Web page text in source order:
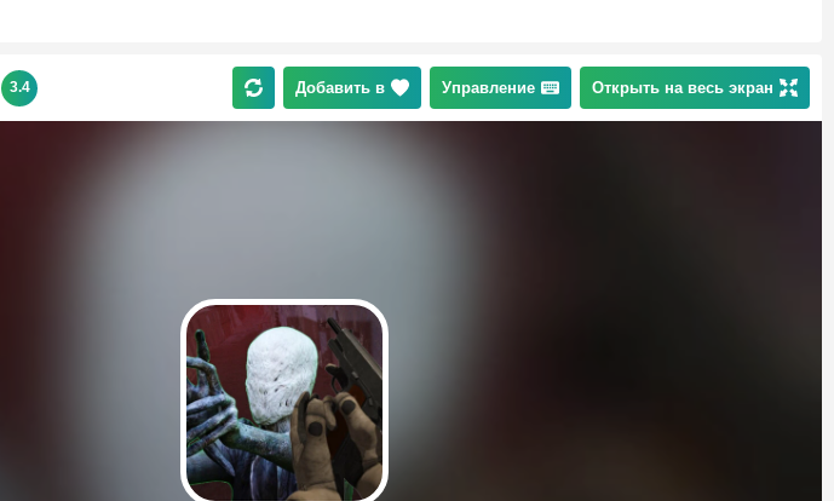
3.4 Добавить в Управление Открыть на весь экран